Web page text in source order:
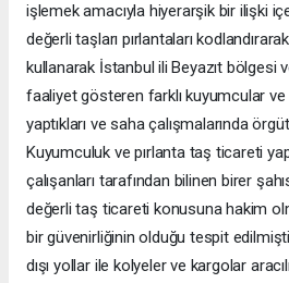
işlemek amacıyla hiyerarşik bir ilişki
değerli taşları pırlantaları
kullanarak İstanbul ili Beyazıt bölgesi
faaliyet gösteren farklı kuyumcular ve
yaptıkları ve saha çalışmalarında
Kuyumculuk ve pırlanta taş ticareti
çalışanları tarafından bilinen birer
değerli taş ticareti konusuna hakim
bir güvenirliğinin olduğu tespit
dışı yollar ile kolyeler ve kargolar